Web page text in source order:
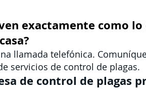
exactamente como
llamada telefónica.
servicios de control de plagas.
de control de plagas